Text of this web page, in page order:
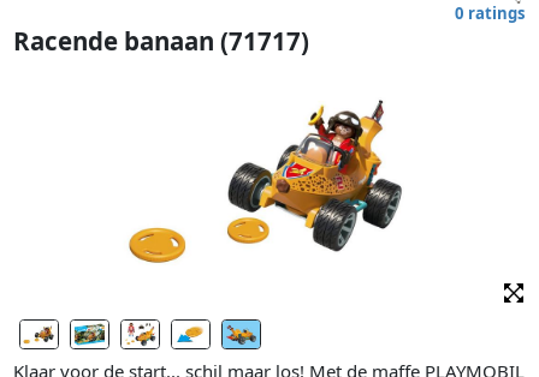
0 ratings
Racende banaan (71717)
Klaar voor de start... schil maar los! Met de maffe PLAYMOBIL